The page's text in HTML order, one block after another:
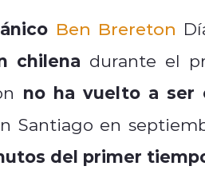
Ben Brereton
chilena durante el
no ha vuelto a ser
Santiago en
del primer